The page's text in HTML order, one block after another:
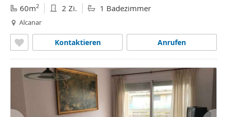
60m2 2 Zi. 1 Badezimmer
Alcanar
Anrufen
Kontaktieren